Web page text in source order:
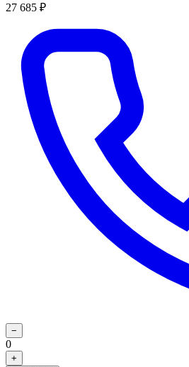
27 685 ₽
−
0
+